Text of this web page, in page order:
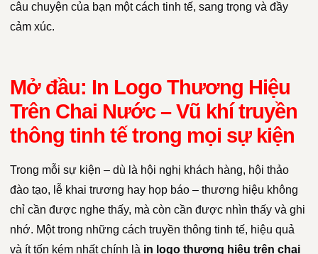
câu chuyện của bạn một cách tinh tế, sang trọng và đầy
cảm xúc.
Mở đầu: In Logo Thương Hiệu
Trên Chai Nước – Vũ khí truyền
thông tinh tế trong mọi sự kiện
Trong mỗi sự kiện – dù là hội nghị khách hàng, hội thảo
đào tạo, lễ khai trương hay họp báo – thương hiệu không
chỉ cần được nghe thấy, mà còn cần được nhìn thấy và ghi
nhớ. Một trong những cách truyền thông tinh tế, hiệu quả
và ít tốn kém nhất chính là in logo thương hiệu trên chai